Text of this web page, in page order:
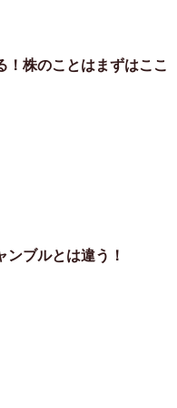
株のことはまずはここ
ブルとは違う！